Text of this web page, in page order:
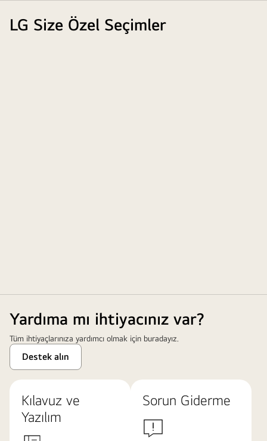
LG Size Özel Seçimler
Yardıma mı ihtiyacınız var?
Tüm ihtiyaçlarınıza yardımcı olmak için buradayız.
Destek alın
Kılavuz ve
Yazılım
Sorun Giderme